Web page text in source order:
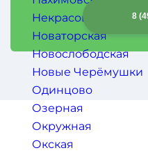
Некрасовка
Новаторская
Новослободская
Новые Черёмушки
Одинцово
Озерная
Окружная
Окская
Медицинская справка для
анализами)
Справка о допуске к занятиям
допуске к сдаче нормативов ГТО
8